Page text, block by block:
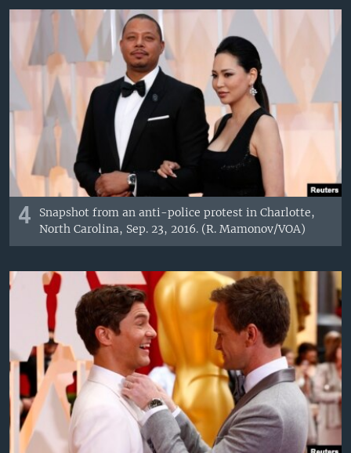
4
Snapshot from an anti-police protest in Charlotte,
North Carolina, Sep. 23, 2016. (R. Mamonov/VOA)